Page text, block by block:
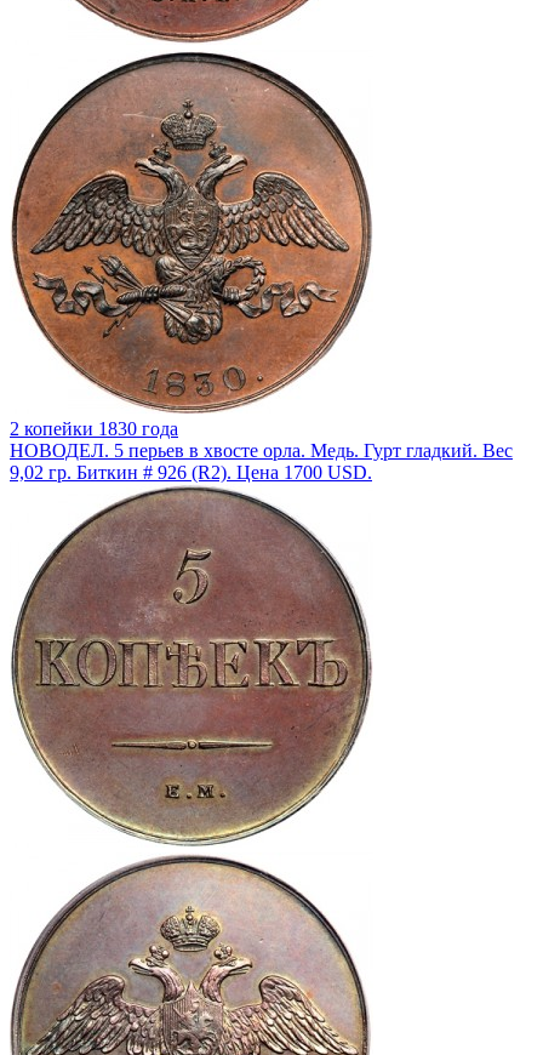
2 копейки 1830 года
НОВОДЕЛ. 5 перьев в хвосте орла. Медь. Гурт гладкий. Вес
9,02 гр. Биткин # 926 (R2). Цена 1700 USD.